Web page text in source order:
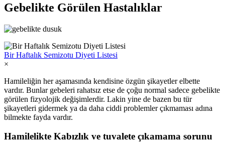
Gebelikte Görülen Hastalıklar
Bir Haftalık Semizotu Diyeti Listesi
×
Hamileliğin her aşamasında kendisine özgün şikayetler elbette
vardır. Bunlar gebeleri rahatsız etse de çoğu normal sadece gebelikte
görülen fizyolojik değişimlerdir. Lakin yine de bazen bu tür
şikayetleri gidermek ya da daha ciddi problemler çıkmaması adına
bilmekte fayda vardır.
Hamilelikte Kabızlık ve tuvalete çıkamama sorunu